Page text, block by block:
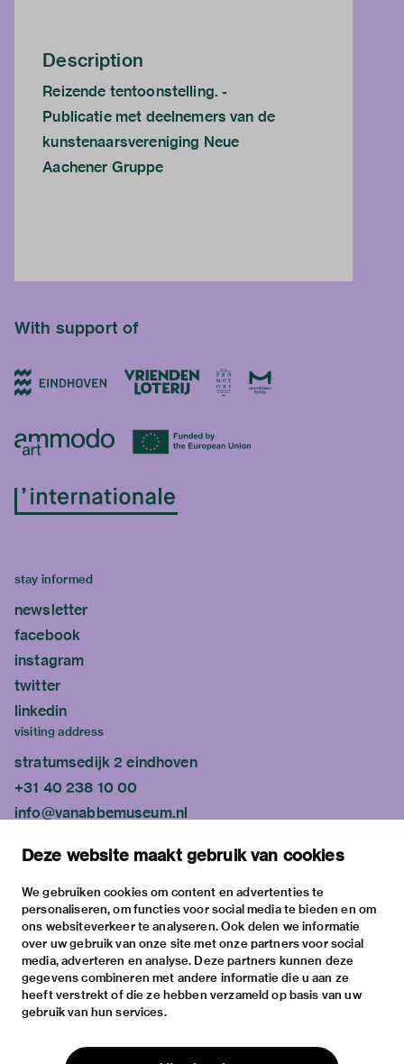
Deze website maakt gebruik van cookies
We gebruiken cookies om content en advertenties te
personaliseren, om functies voor social media te bieden en om
ons websiteverkeer te analyseren. Ook delen we informatie
over uw gebruik van onze site met onze partners voor social
media, adverteren en analyse. Deze partners kunnen deze
gegevens combineren met andere informatie die u aan ze
heeft verstrekt of die ze hebben verzameld op basis van uw
gebruik van hun services.
Description
Reizende tentoonstelling. -
Publicatie met deelnemers van de
kunstenaarsvereniging Neue
Aachener Gruppe
With support of
stay informed
newsletter
facebook
instagram
twitter
linkedin
visiting address
stratumsedijk 2 eindhoven
+31 40 238 10 00
info@vanabbemuseum.nl
exhibitions
activities
practical information
about
the museum
the collection
foundations & partners